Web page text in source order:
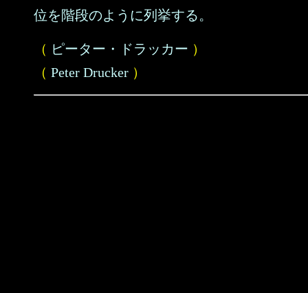
位を階段のように列挙する。
（ ピーター・ドラッカー ）
（ Peter Drucker ）